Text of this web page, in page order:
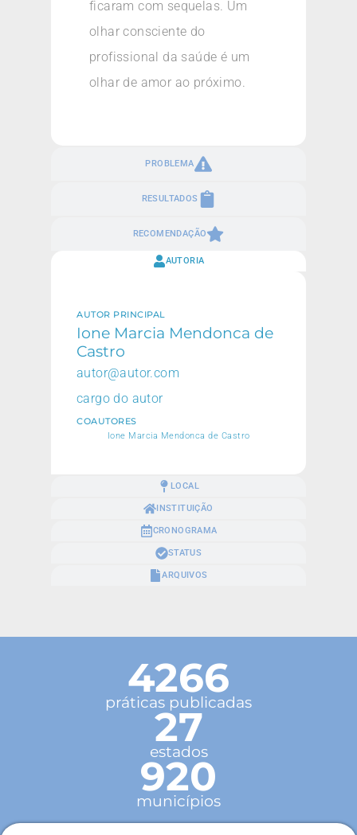
PROBLEMA
RESULTADOS
RECOMENDAÇÃO
ficaram com sequelas. Um
olhar consciente do
profissional da saúde é um
olhar de amor ao próximo.
AUTORIA
LOCAL
INSTITUIÇÃO
CRONOGRAMA
STATUS
ARQUIVOS
AUTOR PRINCIPAL
Ione Marcia Mendonca de
Castro
autor@autor.com
cargo do autor
COAUTORES
Ione Marcia Mendonca de Castro
4266
práticas publicadas
27
estados
920
municípios